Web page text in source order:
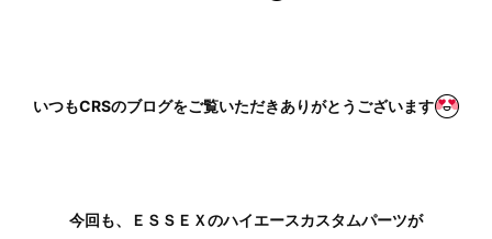
いつもCRSのブログをご覧いただきありがとうございます
今回も、ＥＳＳＥＸのハイエースカスタムパーツが